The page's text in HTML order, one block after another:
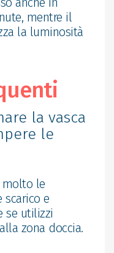
mentre il
la luminosità
la vasca
le
molto le
e
se utilizzi
zona doccia.